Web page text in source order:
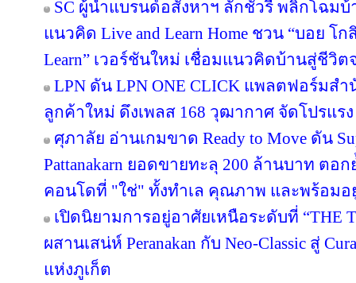
SC ผู้นำแบรนด์อสังหาฯ ลักชัวรี พลิกโฉมบ้
แนวคิด Live and Learn Home ชวน “บอย โ
Learn” เวอร์ชันใหม่ เชื่อมแนวคิดบ้านสู่ชีวิต
LPN ดัน LPN ONE CLICK แพลตฟอร์มส
ลูกค้าใหม่ ดึงเพลส 168 วุฒากาศ จัดโปรแร
ศุภาลัย อ่านเกมขาด Ready to Move ดัน
Pattanakarn ยอดขายทะลุ 200 ล้านบาท ต
คอนโดที่ "ใช่" ทั้งทำเล คุณภาพ และพร้อมอ
เปิดนิยามการอยู่อาศัยเหนือระดับที่ “THE
ผสานเสน่ห์ Peranakan กับ Neo-Classic สู่
แห่งภูเก็ต